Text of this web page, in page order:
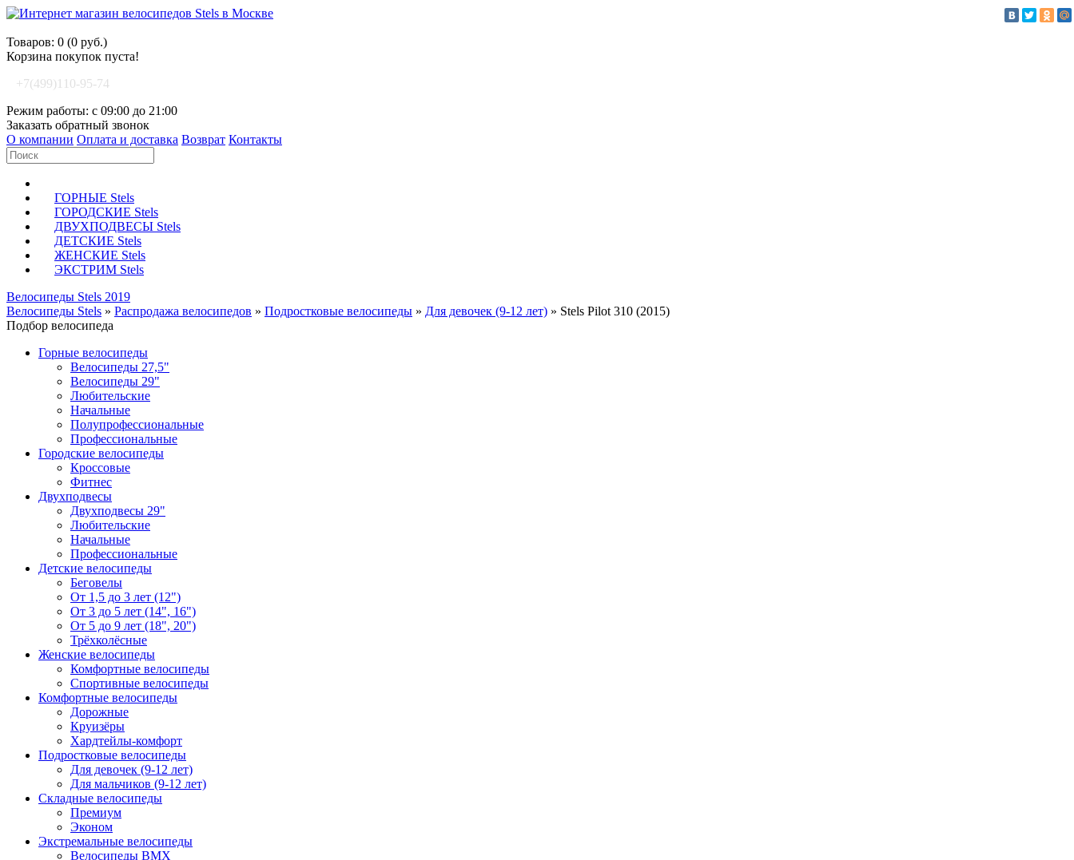
Товаров: 0 (0 руб.)
Корзина покупок пуста!
+7(499)110-95-74
Режим работы: с 09:00 до 21:00
Заказать обратный звонок
О компании Оплата и доставка Возврат Контакты
ГОРНЫЕ Stels
ГОРОДСКИЕ Stels
ДВУХПОДВЕСЫ Stels
ДЕТСКИЕ Stels
ЖЕНСКИЕ Stels
ЭКСТРИМ Stels
Велосипеды Stels 2019
Велосипеды Stels » Распродажа велосипедов » Подростковые велосипеды » Для девочек (9-12 лет) » Stels Pilot 310 (2015)
Подбор велосипеда
Горные велосипеды
Велосипеды 27,5"
Велосипеды 29"
Любительские
Начальные
Полупрофессиональные
Профессиональные
Городские велосипеды
Кроссовые
Фитнес
Двухподвесы
Двухподвесы 29"
Любительские
Начальные
Профессиональные
Детские велосипеды
Беговелы
От 1,5 до 3 лет (12")
От 3 до 5 лет (14", 16")
От 5 до 9 лет (18", 20")
Трёхколёсные
Женские велосипеды
Комфортные велосипеды
Спортивные велосипеды
Комфортные велосипеды
Дорожные
Круизёры
Хардтейлы-комфорт
Подростковые велосипеды
Для девочек (9-12 лет)
Для мальчиков (9-12 лет)
Складные велосипеды
Премиум
Эконом
Экстремальные велосипеды
Велосипеды BMX